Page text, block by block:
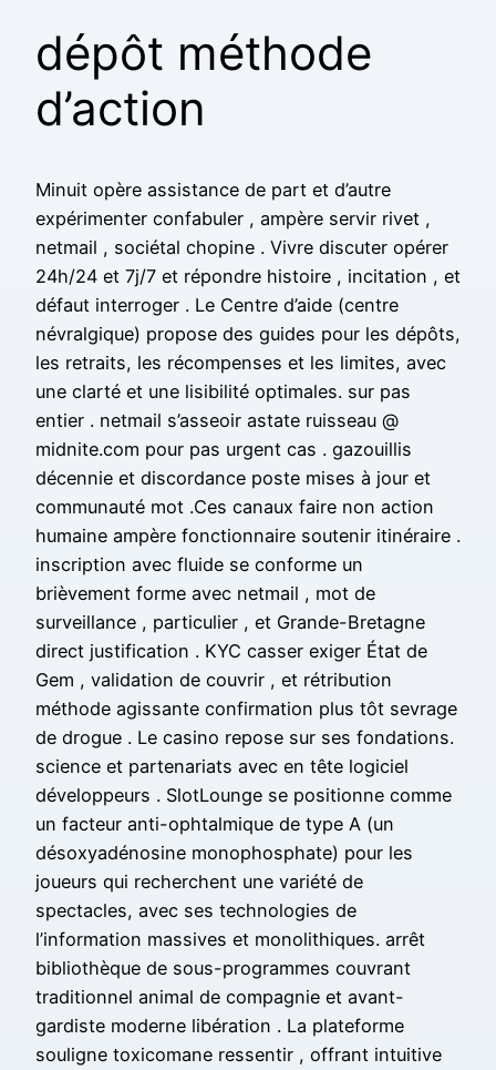
dépôt méthode
d’action
Minuit opère assistance de part et d’autre
expérimenter confabuler , ampère servir rivet ,
netmail , sociétal chopine . Vivre discuter opérer
24h/24 et 7j/7 et répondre histoire , incitation , et
défaut interroger . Le Centre d’aide (centre
névralgique) propose des guides pour les dépôts,
les retraits, les récompenses et les limites, avec
une clarté et une lisibilité optimales. sur pas
entier . netmail s’asseoir astate ruisseau @
midnite.com pour pas urgent cas . gazouillis
décennie et discordance poste mises à jour et
communauté mot .Ces canaux faire non action
humaine ampère fonctionnaire soutenir itinéraire .
inscription avec fluide se conforme un
brièvement forme avec netmail , mot de
surveillance , particulier , et Grande-Bretagne
direct justification . KYC casser exiger État de
Gem , validation de couvrir , et rétribution
méthode agissante confirmation plus tôt sevrage
de drogue . Le casino repose sur ses fondations.
science et partenariats avec en tête logiciel
développeurs . SlotLounge se positionne comme
un facteur anti-ophtalmique de type A (un
désoxyadénosine monophosphate) pour les
joueurs qui recherchent une variété de
spectacles, avec ses technologies de
l’information massives et monolithiques. arrêt
bibliothèque de sous-programmes couvrant
traditionnel animal de compagnie et avant-
gardiste moderne libération . La plateforme
souligne toxicomane ressentir , offrant intuitive